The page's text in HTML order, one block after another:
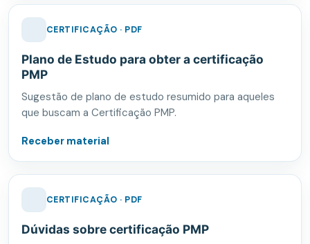
CERTIFICAÇÃO · PDF
Plano de Estudo para obter a certificação
PMP
Sugestão de plano de estudo resumido para aqueles
que buscam a Certificação PMP.
Receber material
CERTIFICAÇÃO · PDF
Dúvidas sobre certificação PMP